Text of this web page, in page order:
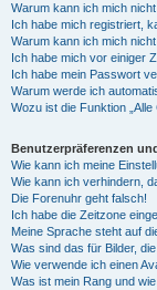
Warum kann ich mich
Ich habe mich registriert,
Warum kann ich mich
Ich habe mich vor einiger
Ich habe mein Passwort
Warum werde ich
Wozu ist die Funktion
Benutzerpräferenzen
Wie kann ich meine
Wie kann ich verhindern,
Die Forenuhr geht falsch!
Ich habe die Zeitzone
Meine Sprache steht auf
Was sind das für Bilder,
Wie verwende ich einen
Was ist mein Rang und